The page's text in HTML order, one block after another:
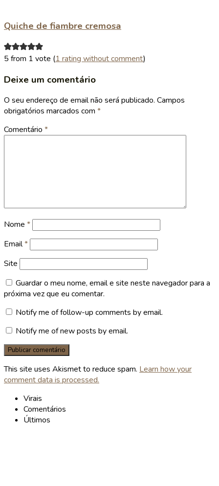
Quiche de fiambre cremosa
5 from 1 vote (1 rating without comment)
Deixe um comentário
O seu endereço de email não será publicado. Campos
obrigatórios marcados com *
Comentário *
Nome *
Email*
Site
Guardar o meu nome, email e site neste navegador para a
próxima vez que eu comentar.
Notify me of follow-up comments by email.
Notify me of new posts by email.
This site uses Akismet to reduce spam. Learn how your
comment data is processed.
Virais
Comentários
Últimos